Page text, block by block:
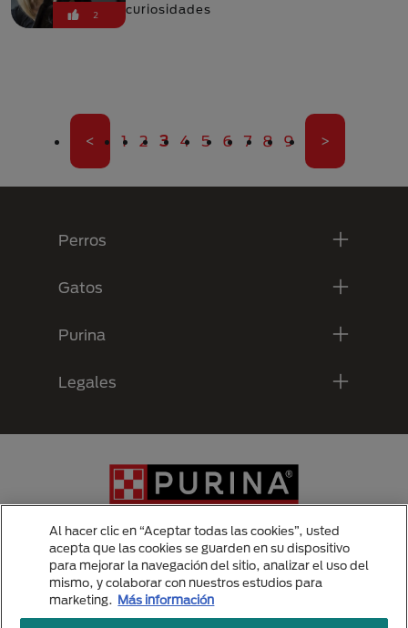
2
curiosidades
Primera página
< Página
1 Página
2 Página actual
3 Página
4 Página
5 Página
6 Página
7 Página
8 Página
9 Última
>
Perros
Gatos
Purina
Legales
Menu Footer Secundario Purina
Al hacer clic en “Aceptar todas las cookies”, usted
acepta que las cookies se guarden en su dispositivo
para mejorar la navegación del sitio, analizar el uso del
mismo, y colaborar con nuestros estudios para
marketing. Más información